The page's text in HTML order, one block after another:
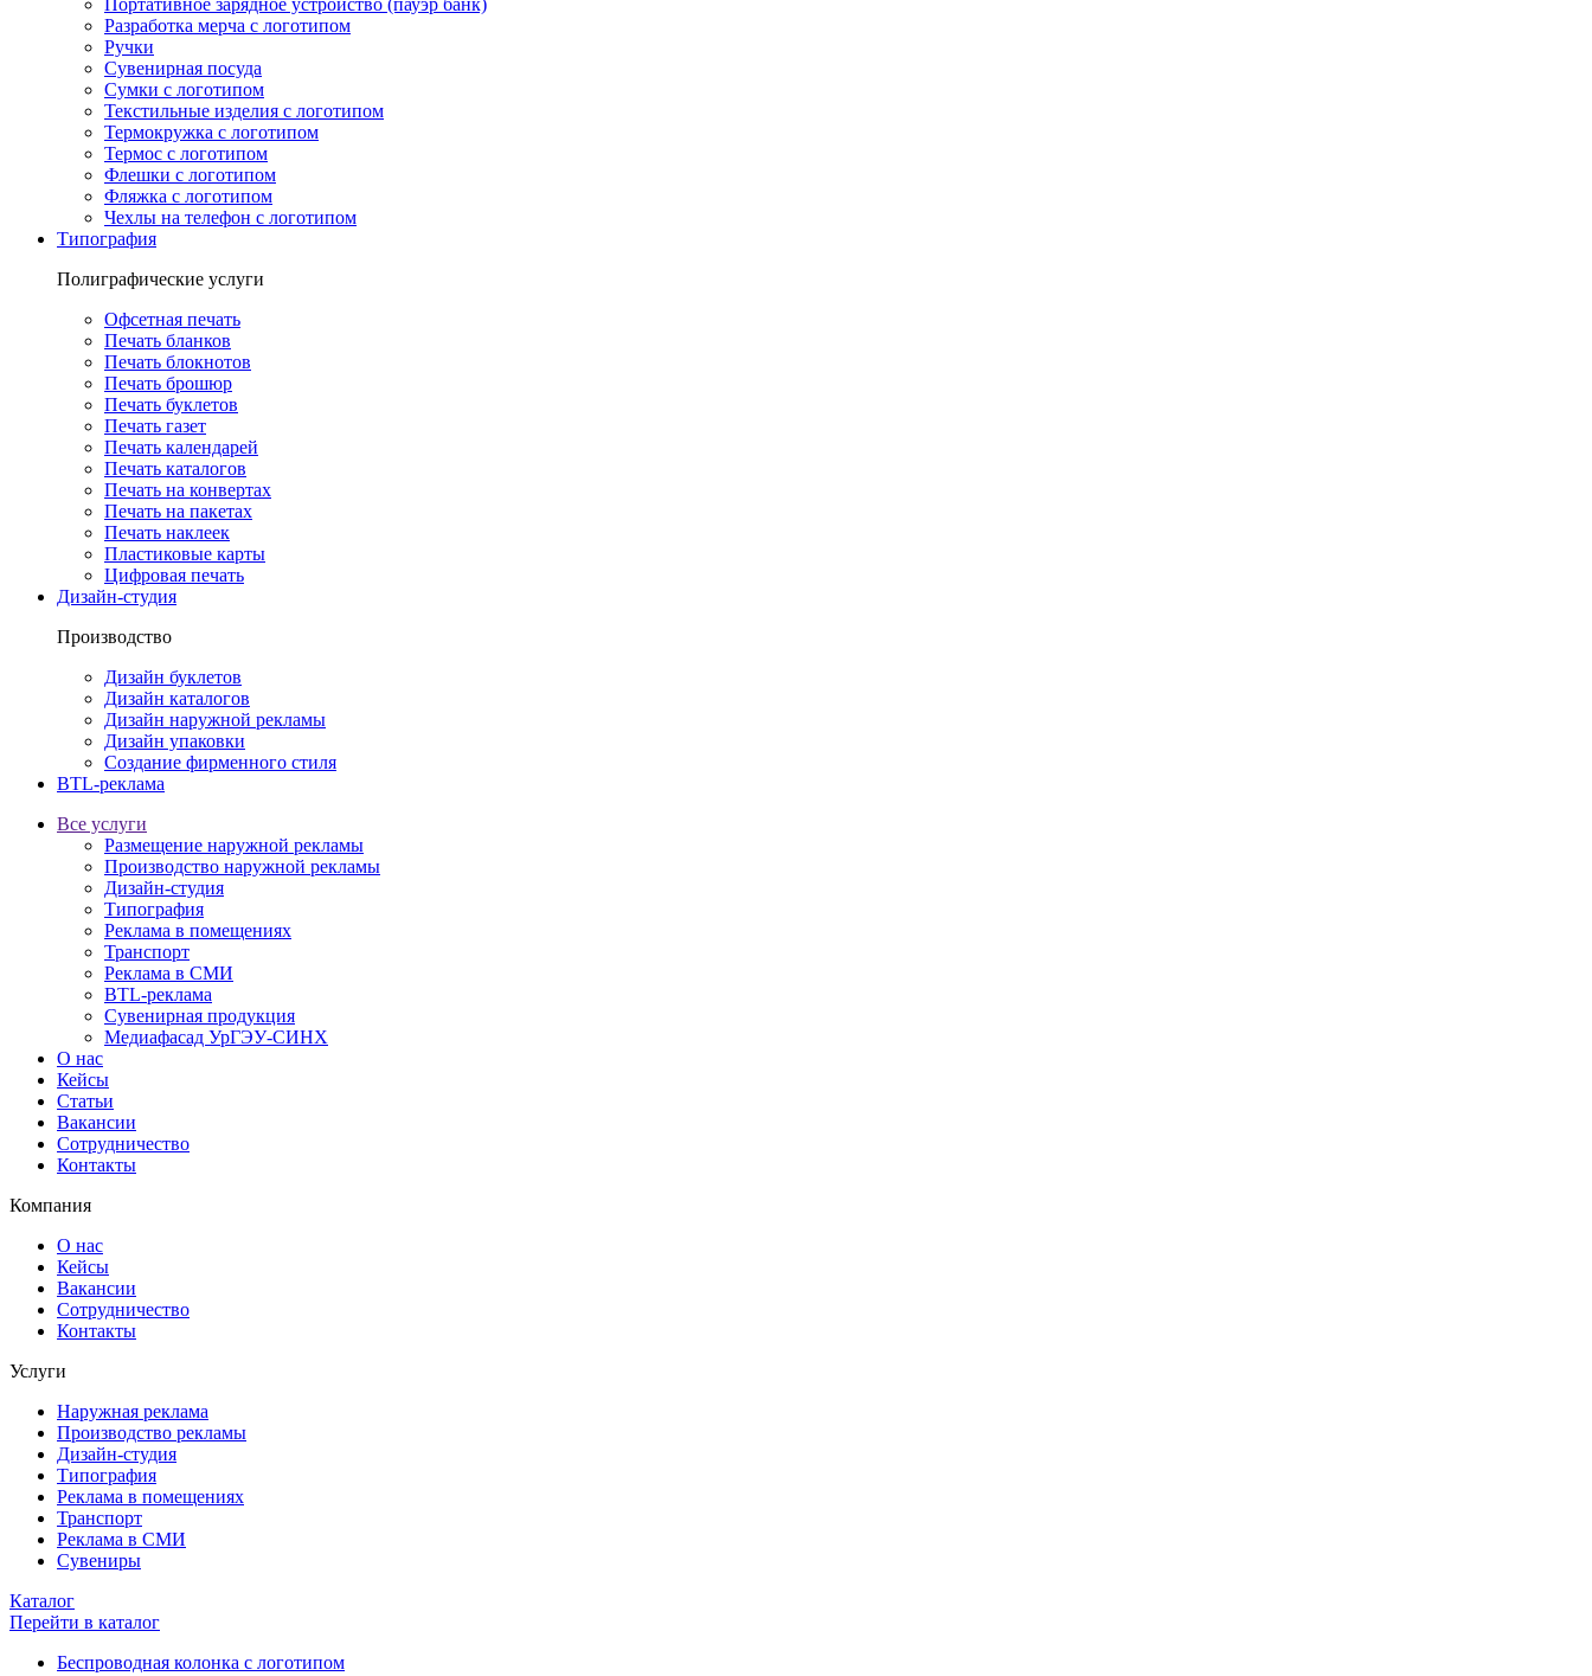
Портативное зарядное устройство (пауэр банк)
Разработка мерча с логотипом
Ручки
Сувенирная посуда
Сумки с логотипом
Текстильные изделия с логотипом
Термокружка с логотипом
Термос с логотипом
Флешки с логотипом
Фляжка с логотипом
Чехлы на телефон с логотипом
Типография
Полиграфические услуги
Офсетная печать
Печать бланков
Печать блокнотов
Печать брошюр
Печать буклетов
Печать газет
Печать календарей
Печать каталогов
Печать на конвертах
Печать на пакетах
Печать наклеек
Пластиковые карты
Цифровая печать
Дизайн-студия
Производство
Дизайн буклетов
Дизайн каталогов
Дизайн наружной рекламы
Дизайн упаковки
Создание фирменного стиля
BTL-реклама
Все услуги
Размещение наружной рекламы
Производство наружной рекламы
Дизайн-студия
Типография
Реклама в помещениях
Транспорт
Реклама в СМИ
BTL-реклама
Сувенирная продукция
Медиафасад УрГЭУ-СИНХ
О нас
Кейсы
Статьи
Вакансии
Сотрудничество
Контакты
Компания
О нас
Кейсы
Вакансии
Сотрудничество
Контакты
Услуги
Наружная реклама
Производство рекламы
Дизайн-студия
Типография
Реклама в помещениях
Транспорт
Реклама в СМИ
Сувениры
Каталог
Перейти в каталог
Беспроводная колонка с логотипом